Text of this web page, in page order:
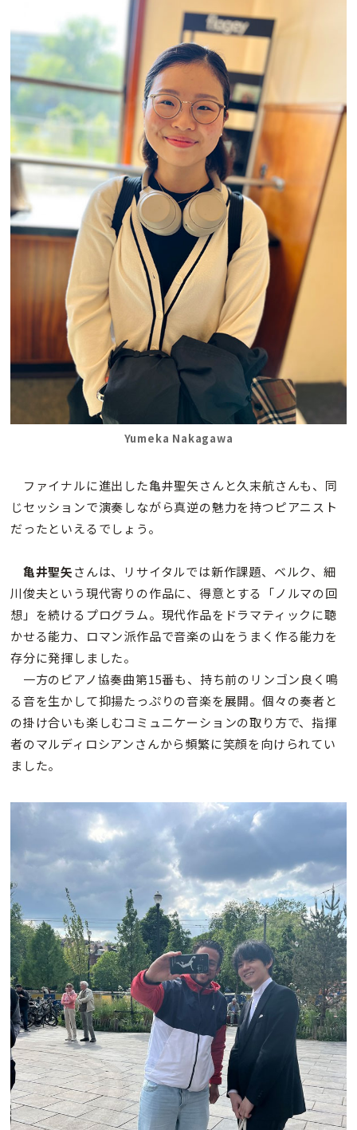
Yumeka Nakagawa
ファイナルに進出した亀井聖矢さんと久末航さんも、同
じセッションで演奏しながら真逆の魅力を持つピアニスト
だったといえるでしょう。
亀井聖矢さんは、リサイタルでは新作課題、ベルク、細
川俊夫という現代寄りの作品に、得意とする「ノルマの回
想」を続けるプログラム。現代作品をドラマティックに聴
かせる能力、ロマン派作品で音楽の山をうまく作る能力を
存分に発揮しました。
一方のピアノ協奏曲第15番も、持ち前のリンゴン良く鳴
る音を生かして抑揚たっぷりの音楽を展開。個々の奏者と
の掛け合いも楽しむコミュニケーションの取り方で、指揮
者のマルディロシアンさんから頻繁に笑顔を向けられてい
ました。